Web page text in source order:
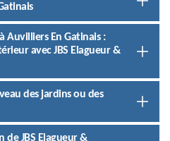
Auvilliers En Gatinais :
avec JBS Elagueur &
des jardins ou des
de JBS Elagueur &